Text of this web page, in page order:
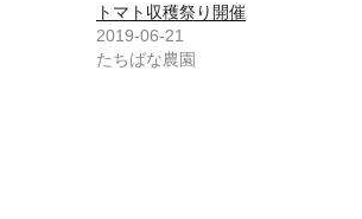
トマト収穫祭り開催
2019-06-21
たちばな農園